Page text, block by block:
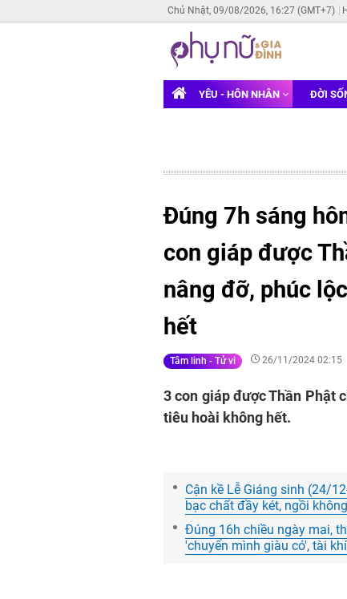
Chủ Nhật, 09/08/2026, 16:27 (GMT+7)
YÊU - HÔN NHÂN ĐỜI
Đúng 7h sáng
con giáp được
nâng đỡ, phúc
hết
Tâm linh - Tử vi 26/11/2024 02:15
3 con giáp được Thần Phật
tiêu hoài không hết.
Cận kề Lễ Giáng sinh (24/
bạc chất đầy két, ngồi
Đúng 16h chiều ngày mai,
'chuyển mình giàu có', tài